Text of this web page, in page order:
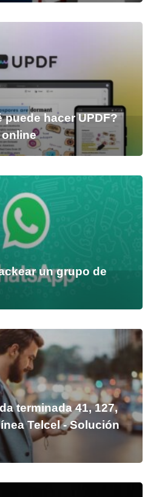
puede hacer UPDF?
online
un grupo de
terminada 41, 127,
Telcel - Solución